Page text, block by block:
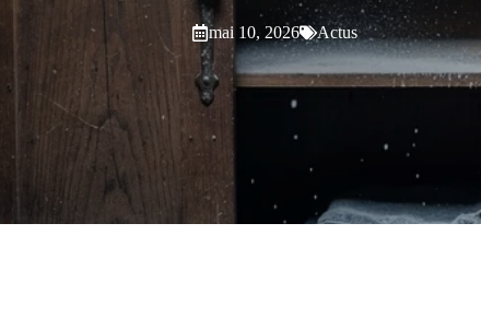
mai 10, 2026 Actus